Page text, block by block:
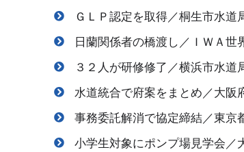
ＧＬＰ認定を取得／桐生市水道
日蘭関係者の橋渡し／ＩＷＡ世
３２人が研修修了／横浜市水道
水道統合で府案をまとめ／大阪
事務委託解消で協定締結／東京
小学生対象にポンプ場見学会／